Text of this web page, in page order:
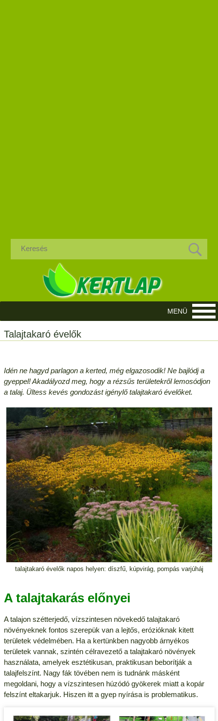
Talajtakaró évelők
Idén ne hagyd parlagon a kerted, még elgazosodik! Ne bajlódj a
gyeppel! Akadályozd meg, hogy a rézsűs területekről lemosódjon
a talaj. Ültess kevés gondozást igénylő talajtakaró évelőket.
talajtakaró évelők napos helyen: díszfű, kúpvirág, pompás varjúháj
A talajtakarás előnyei
A talajon szétterjedő, vízszintesen növekedő talajtakaró
növényeknek fontos szerepük van a lejtős, erózióknak kitett
területek védelmében. Ha a kertünkben nagyobb árnyékos
területek vannak, szintén célravezető a talajtakaró növények
használata, amelyek esztétikusan, praktikusan beborítják a
talajfelszínt. Nagy fák tövében nem is tudnánk másként
megoldani, hogy a vízszintesen húzódó gyökerek miatt a kopár
felszínt eltakarjuk. Hiszen itt a gyep nyírása is problematikus.